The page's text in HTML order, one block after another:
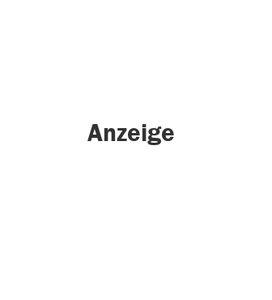
Anzeige